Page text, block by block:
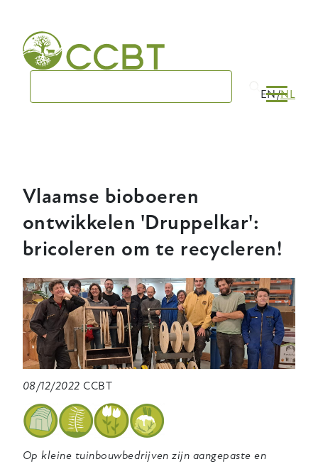
main
navigation
EN NL
Vlaamse bioboeren
ontwikkelen 'Druppelkar':
bricoleren om te recycleren!
08/12/2022 CCBT
Op kleine tuinbouwbedrijven zijn aangepaste en